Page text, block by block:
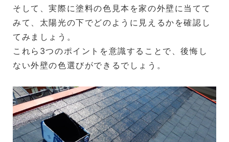
そして、実際に塗料の色見本を家の外壁に当てて
みて、太陽光の下でどのように見えるかを確認し
てみましょう。
これら3つのポイントを意識することで、後悔し
ない外壁の色選びができるでしょう。